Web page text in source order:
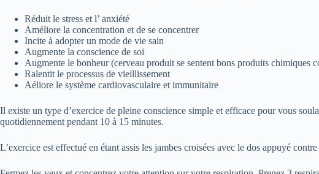
Réduit le stress et l’ anxiété
Améliore la concentration et de se concentrer
Incite à adopter un mode de vie sain
Augmente la conscience de soi
Augmente le bonheur (cerveau produit se sentent bons produits chimiques
Ralentit le processus de vieillissement
Aéliore le système cardiovasculaire et immunitaire
Il existe un type d’exercice de pleine conscience simple et efficace pour vous
quotidiennement pendant 10 à 15 minutes.
L’exercice est effectué en étant assis les jambes croisées avec le dos appuyé